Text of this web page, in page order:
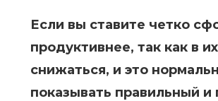
Если вы ставите четко
продуктивнее, так как в
снижаться, и это
показывать правильный